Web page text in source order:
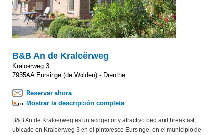
B&B An de Kraloërweg
Kraloërweg 3
7935AA Eursinge (de Wolden) - Drenthe
Reservar ahora
Mostrar la descripción completa
B&B An de Kraloërweg es un acogedor y atractivo bed and breakfast,
ubicado en Kraloërweg 3 en el pintoresco Eursinge, en el municipio de